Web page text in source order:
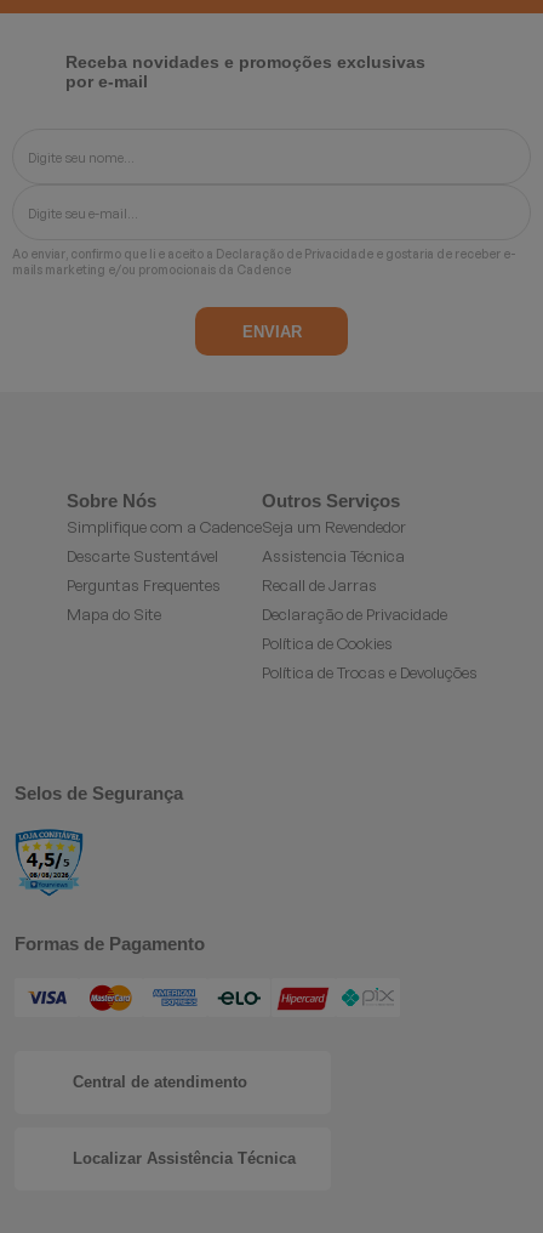
Receba novidades e promoções exclusivas
por e-mail
Ao enviar, confirmo que li e aceito a Declaração de Privacidade e gostaria de receber e-
mails marketing e/ou promocionais da Cadence
Sobre Nós
Simplifique com a Cadence
Descarte Sustentável
Perguntas Frequentes
Mapa do Site
Outros Serviços
Seja um Revendedor
Assistencia Técnica
Recall de Jarras
Declaração de Privacidade
Política de Cookies
Política de Trocas e Devoluções
Selos de Segurança
Formas de Pagamento
Central de atendimento
Localizar Assistência Técnica